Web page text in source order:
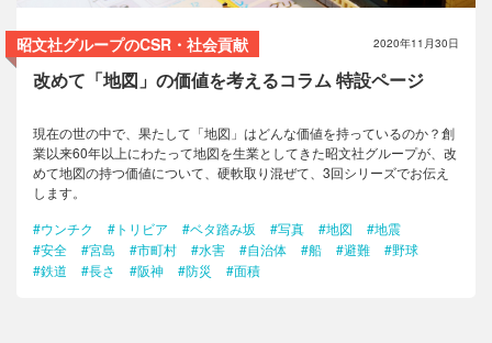
こだわり
コラム
トリビア
使い方
昭文社グループのCSR・社会貢献 2020年11月30日
改めて「地図」の価値を考えるコラム 特設ページ
現在の世の中で、果たして「地図」はどんな価値を持っているのか？創
業以来60年以上にわたって地図を生業としてきた昭文社グループが、改
めて地図の持つ価値について、硬軟取り混ぜて、3回シリーズでお伝え
します。
#ウンチク
#トリビア #ベタ踏み坂 #写真 #地図
#地震
#安全
#宮島 #市町村 #水害 #自治体 #船 #避難
#野球
#鉄道
#長さ #阪神 #防災 #面積